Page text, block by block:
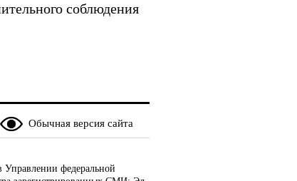
соблюдения
Обычная версия сайта
федеральной